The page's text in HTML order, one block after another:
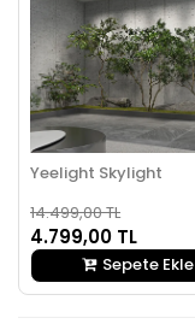
Yeelight Skylight
14.499,00 TL
4.799,00 TL
Sepete Ekle